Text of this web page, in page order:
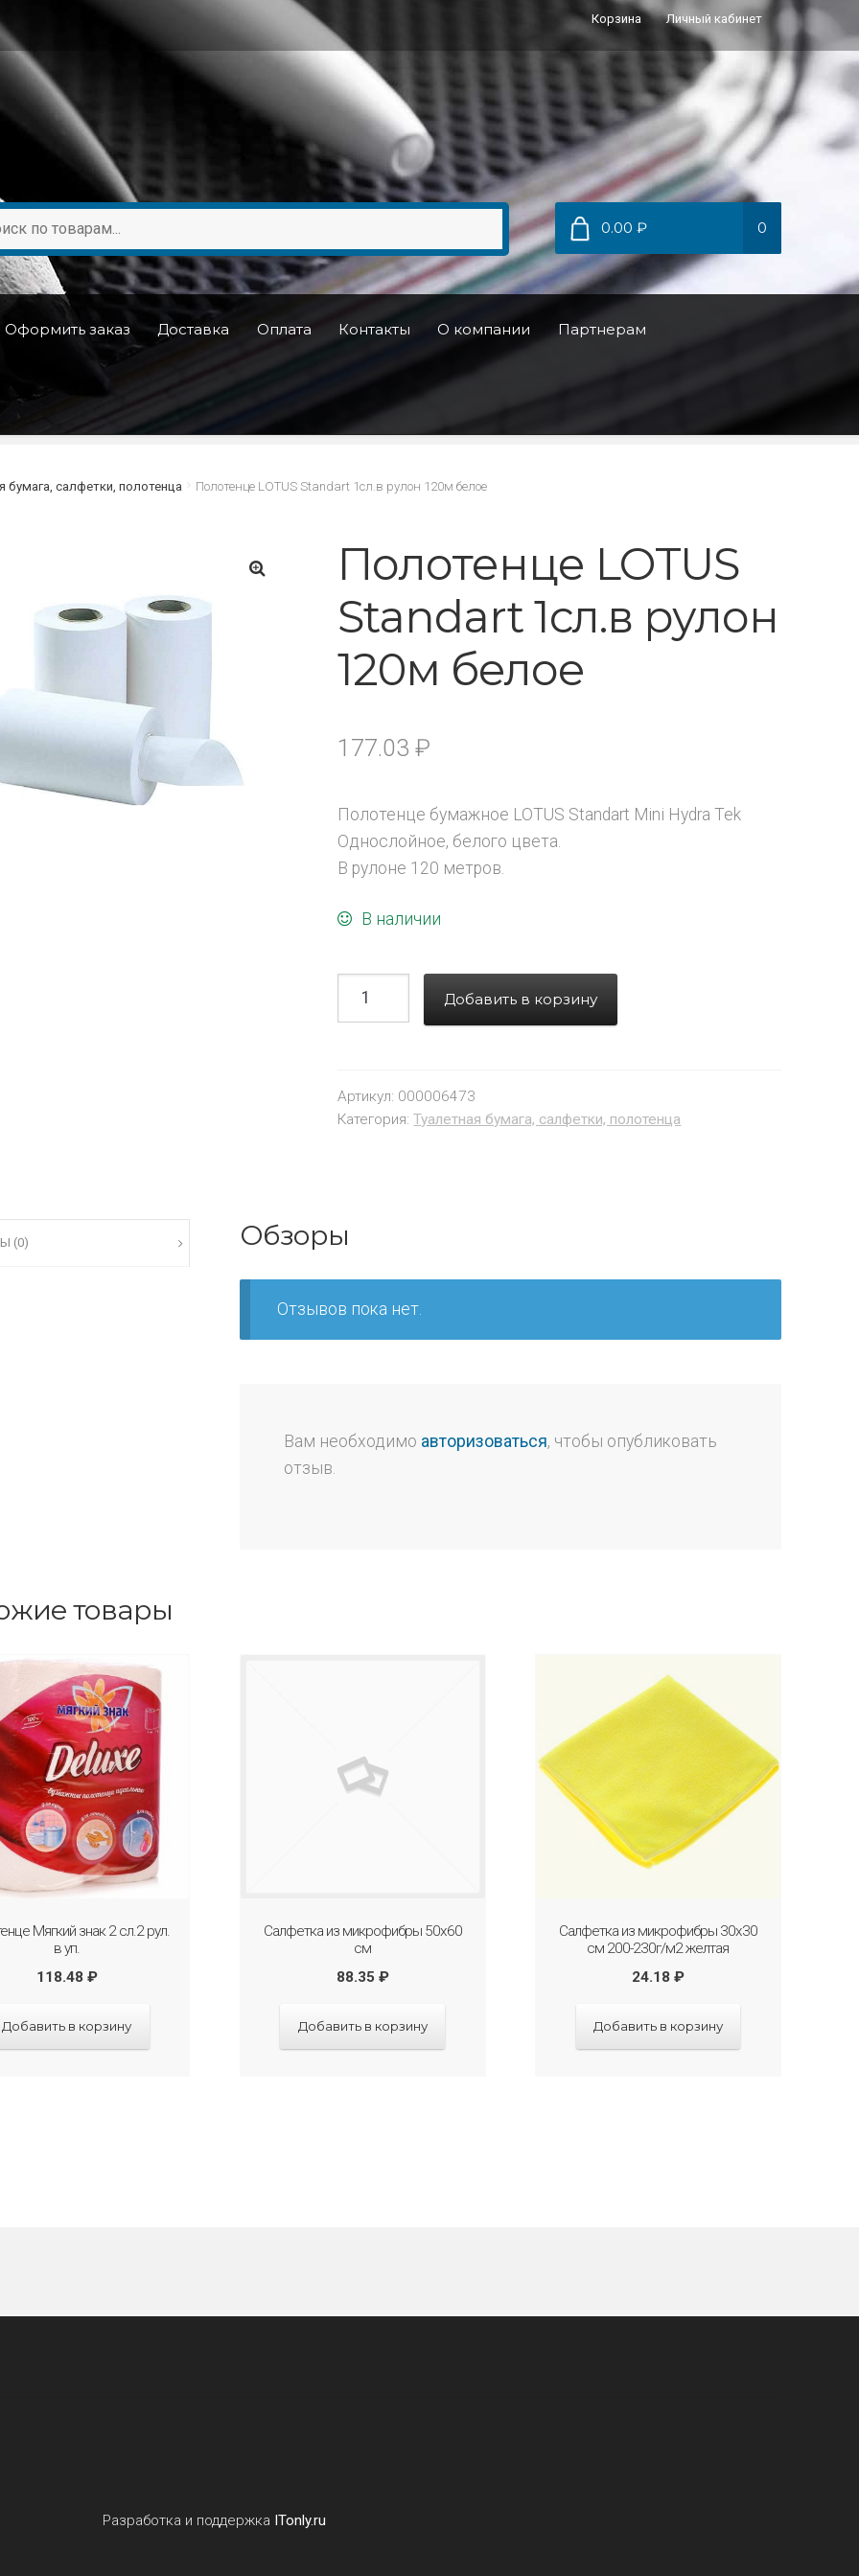
Корзина Личный кабинет
0.00 ₽ 0
Оформить заказ Доставка Оплата Контакты О компании Партнерам
бумага, салфетки, полотенца Полотенце LOTUS Standart 1сл.в рулон 120м белое
Полотенце LOTUS
Standart 1сл.в рулон
120м белое
177.03₽
Полотенце бумажное LOTUS Standart Mini Hydra Tek
Однослойное, белого цвета.
В рулоне 120 метров.
В наличии
Добавить в корзину
Артикул: 000006473
Категория:Туалетная бумага, салфетки, полотенца
(0) Обзоры
Отзывов пока нет.
Вам необходимо авторизоваться, чтобы опубликовать
отзыв.
товары
Мягкий знак 2 сл.2 рул.
в уп.
118.48 ₽
Добавить в корзину
Салфетка из микрофибры 50х60
см
88.35 ₽
Добавить в корзину
Салфетка из микрофибры 30х30
см 200-230г/м2 желтая
24.18 ₽
Добавить в корзину
Разработка и поддержка ITonly.ru